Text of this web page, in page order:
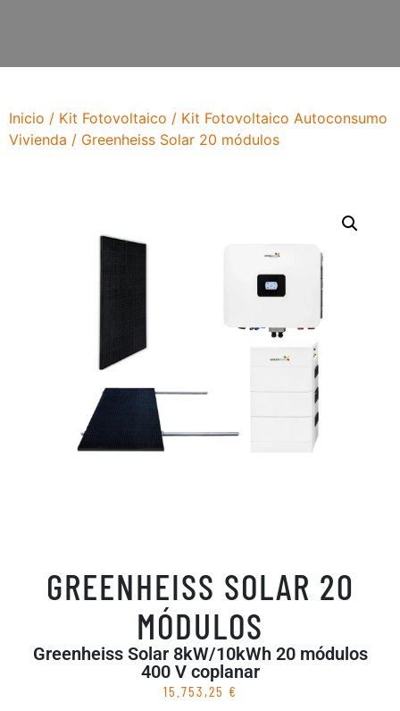
Inicio / Kit Fotovoltaico / Kit Fotovoltaico Autoconsumo
Vivienda / Greenheiss Solar 20 módulos
GREENHEISS SOLAR 20
MÓDULOS
Greenheiss Solar 8kW/10kWh 20 módulos
400 V coplanar
15.753,25 €